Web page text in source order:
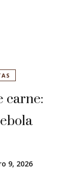
9, 2026